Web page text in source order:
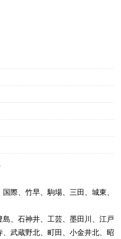
際、竹早、駒場、三田、城東、
、石神井、工芸、墨田川、江戸
武蔵野北、町田、小金井北、昭